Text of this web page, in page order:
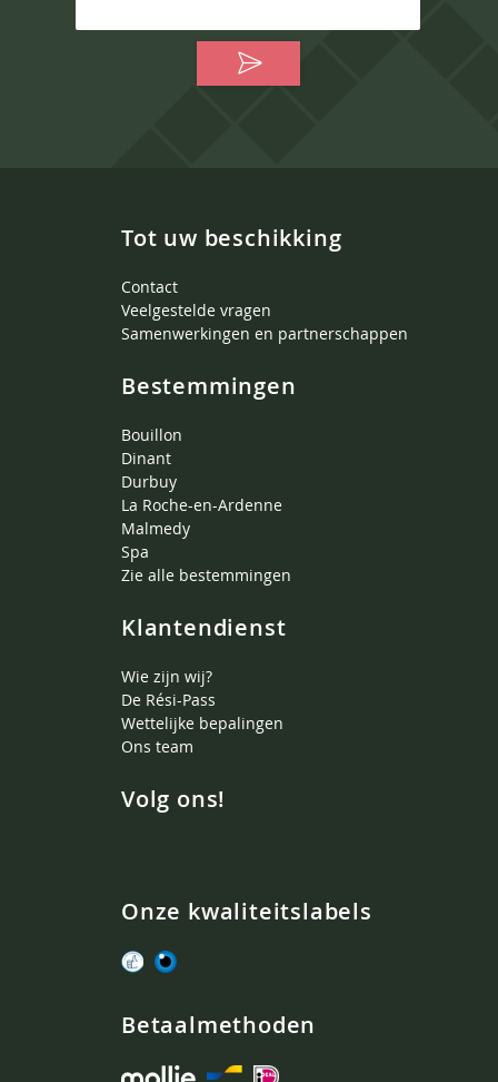
Tot uw beschikking
Contact
Veelgestelde vragen
Samenwerkingen en partnerschappen
Bestemmingen
Bouillon
Dinant
Durbuy
La Roche-en-Ardenne
Malmedy
Spa
Zie alle bestemmingen
Klantendienst
Wie zijn wij?
De Rési-Pass
Wettelijke bepalingen
Ons team
Volg ons!
Onze kwaliteitslabels
Betaalmethoden